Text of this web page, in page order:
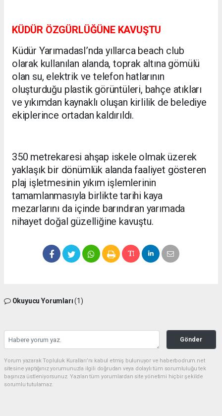
KÜDÜR ÖZGÜRLÜĞÜNE KAVUŞTU
Küdür YarımadasI’nda yıllarca beach club
olarak kullanılan alanda, toprak altına gömülü
olan su, elektrik ve telefon hatlarının
oluşturduğu plastik görüntüleri, bahçe atıkları
ve yıkımdan kaynaklı oluşan kirlilik de belediye
ekiplerince ortadan kaldırıldı.
350 metrekaresi ahşap iskele olmak üzerek
yaklaşık bir dönümlük alanda faaliyet gösteren
plaj işletmesinin yıkım işlemlerinin
tamamlanmasıyla birlikte tarihi kaya
mezarlarını da içinde barındıran yarımada
nihayet doğal güzelliğine kavuştu.
Okuyucu Yorumları(1)
Gönder
Yorum yazarak Topluluk Kuralları’nı kabul etmiş bulunuyor ve haberbodrum.net
sitesine yaptığınız yorumunuzla ilgili doğrudan veya dolaylı tüm sorumluluğu tek
başınıza üstleniyorsunuz. Yazılan tüm yorumlardan site yönetimi hiçbir şekilde
sorumlu tutulamaz.